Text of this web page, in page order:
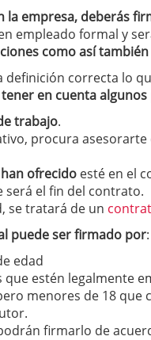
la empresa, deberás
empleado formal y
como así
definición correcta lo
en cuenta
trabajo.
procura
ofrecido esté en el
será el fin del contrato.
se tratará de un
puede ser firmado por:
edad
estén legalmente
menores de 18 que
firmarlo de